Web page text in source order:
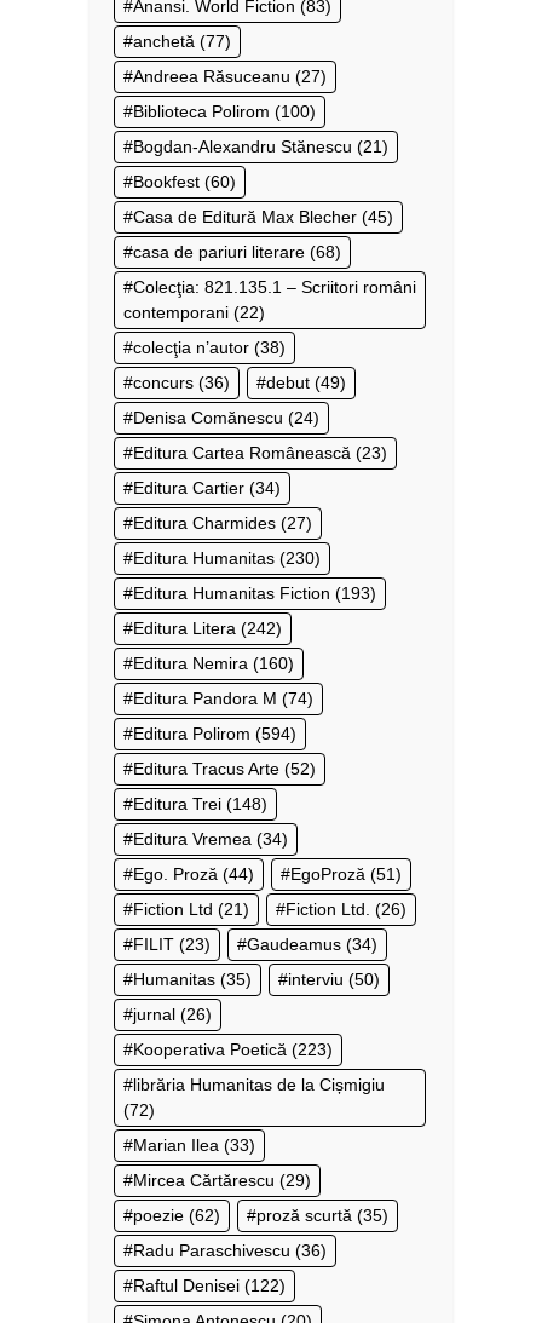
Anansi. World Fiction (83)
anchetă (77)
Andreea Răsuceanu (27)
Biblioteca Polirom (100)
Bogdan-Alexandru Stănescu (21)
Bookfest (60)
Casa de Editură Max Blecher (45)
casa de pariuri literare (68)
Colecţia: 821.135.1 – Scriitori români
contemporani (22)
colecţia n’autor (38)
concurs (36) debut (49)
Denisa Comănescu (24)
Editura Cartea Românească (23)
Editura Cartier (34)
Editura Charmides (27)
Editura Humanitas (230)
Editura Humanitas Fiction (193)
Editura Litera (242)
Editura Nemira (160)
Editura Pandora M (74)
Editura Polirom (594)
Editura Tracus Arte (52)
Editura Trei (148)
Editura Vremea (34)
Ego. Proză (44) EgoProză (51)
Fiction Ltd (21) Fiction Ltd. (26)
FILIT (23) Gaudeamus (34)
Humanitas (35) interviu (50)
jurnal (26)
Kooperativa Poetică (223)
librăria Humanitas de la Cișmigiu
(72)
Marian Ilea (33)
Mircea Cărtărescu (29)
poezie (62) proză scurtă (35)
Radu Paraschivescu (36)
Raftul Denisei (122)